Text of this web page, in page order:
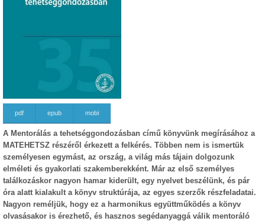
pdf epub mobi
A Mentorálás a tehetséggondozásban című könyvünk megírásához a
MATEHETSZ részéről érkezett a felkérés. Többen nem is ismertük
személyesen egymást, az ország, a világ más tájain dolgozunk
elméleti és gyakorlati szakemberekként. Már az első személyes
találkozáskor nagyon hamar kiderült, egy nyelvet beszélünk, és pár
óra alatt kialakult a könyv struktúrája, az egyes szerzők részfeladatai.
Nagyon reméljük, hogy ez a harmonikus együttműködés a könyv
olvasásakor is érezhető, és hasznos segédanyaggá válik mentoráló